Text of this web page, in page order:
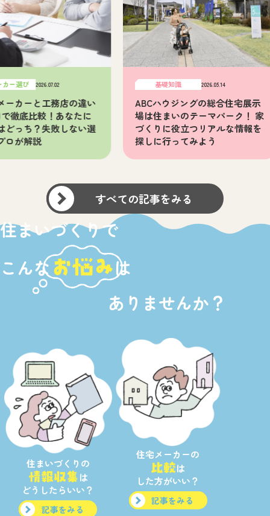
2026.07.02
と工務店の違い
較！あなたに
？失敗しない選
説
基礎知識 2026.05.14
ABCハウジングの総合住宅展示
場は住まいのテーマパーク！ 家
づくりに役立つリアルな情報を
探しに行ってみよう
すべての記事をみる
住まいづくりで
こんな お悩みは
ありませんか？
住まいづくりの
情報収集は
どうしたらいい？
記事をみる
住宅メーカーの
比較は
した方がいい？
記事をみる